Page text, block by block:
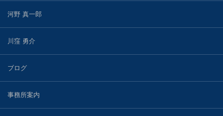
河野 真一郎
川窪 勇介
ブログ
事務所案内